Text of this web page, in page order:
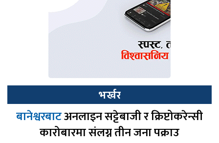
भर्खर
बानेश्वरबाटअनलाइन सट्टेबाजी र क्रिप्टोकरेन्सी
कारोबारमा संलग्न तीन जना पक्राउ